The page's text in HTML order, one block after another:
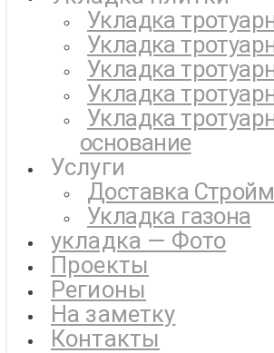
Укладка
Укладка
Укладка
Укладка
Укладка
основание
Услуги
Доставка
Укладка газона
укладка — Фото
Проекты
Регионы
На заметку
Контакты